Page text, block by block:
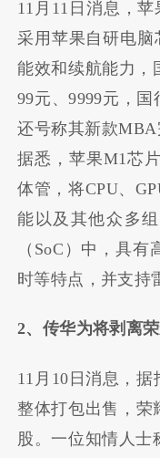
11月11日消息，
采用苹果自研电脑
能效和续航能力，
99元、9999元，
还号称其新款MBA
据悉，苹果M1芯
体管，将CPU、
能以及其他众多
（SoC）中，具
时等特点，并支持
2、传华为将剥离
11月10日消息，
整体打包出售，荣
股。一位知情人士